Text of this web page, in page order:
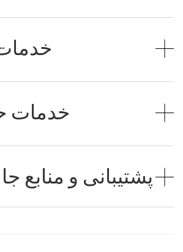
خدمات
پشتیبانی و منابع